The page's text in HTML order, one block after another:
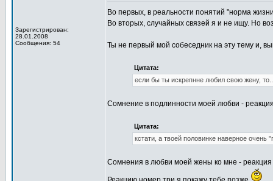
Зарегистрирован:
28.01.2008
Сообщения: 54
Во первых, в реальности понятий "норма
Во вторых, случайных связей я и не ищу. Но
Ты не первый мой собеседник на эту тему и,
Цитата:
если бы ты искрепнне любил свою жену,
Сомнение в подлинности моей любви -
Цитата:
кстати, а твоей половинке наверное
Сомнения в любви моей жены ко мне -